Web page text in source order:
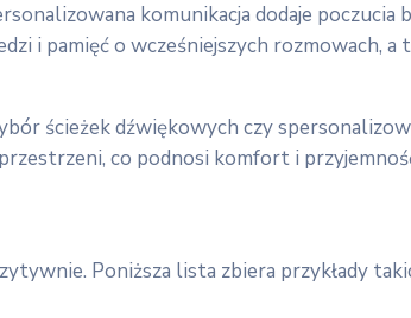
komunikacja dodaje poczucia
i pamięć o wcześniejszych rozmowach, a
ścieżek dźwiękowych czy
co podnosi komfort i
Poniższa lista zbiera przykłady